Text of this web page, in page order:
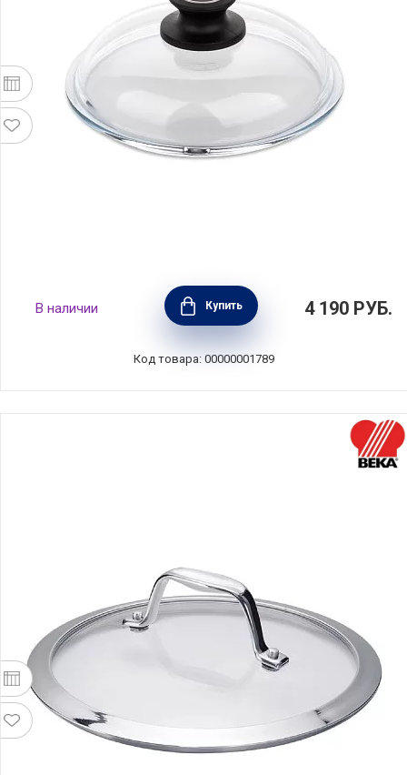
Крышка стеклянная 24см, AMT Gastroguss,
Германия, AMT024
В наличии Купить 4 190 РУБ.
Код товара: 00000001789